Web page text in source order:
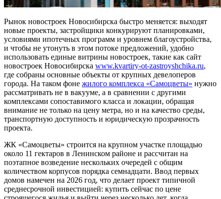
Рынок новостроек Новосибирска быстро меняется: выходят
новые проекты, застройщики конкурируют планировками,
условиями ипотечных программ и уровнем благоустройства,
и чтобы не утонуть в этом потоке предложений, удобно
использовать единые витрины новостроек, такие как сайт
новостроек Новосибирска www.kvartiry-ot-zastroyshchika.ru,
где собраны основные объекты от крупных девелоперов
города. На таком фоне жилого комплекса «Самоцветы» нужно
рассматривать не в вакууме, а в сравнении с другими
комплексами сопоставимого класса и локации, обращая
внимание не только на цену метра, но и на качество среды,
транспортную доступность и юридическую прозрачность
проекта.
ЖК «Самоцветы» строится на крупном участке площадью
около 11 гектаров в Ленинском районе и рассчитан на
поэтапное возведение нескольких очередей с общим
количеством корпусов порядка семнадцати. Ввод первых
домов намечен на 2026 год, что делает проект типичной
среднесрочной инвестицией: купить сейчас по цене